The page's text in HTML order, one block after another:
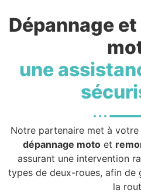
Dépannage
une
Notre partenaire met à
dépannage motoet
assurant une intervention
types de deux-roues, afin de
la